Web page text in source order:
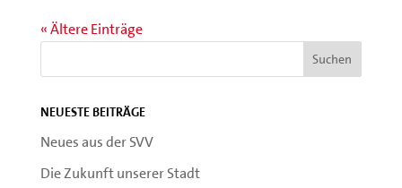
« Ältere Einträge
Neueste Beiträge
Neues aus der SVV
Die Zukunft unserer Stadt